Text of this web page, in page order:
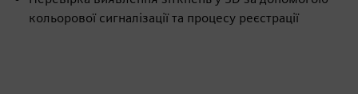
кольорової сигналізації та процесу реєстрації